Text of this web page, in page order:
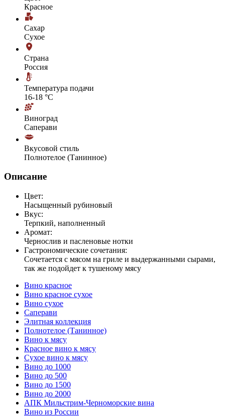
Красное
Сахар
Сухое
Страна
Россия
Температура подачи
16-18 °С
Виноград
Саперави
Вкусовой стиль
Полнотелое (Танинное)
Описание
Цвет:
Насыщенный рубиновый
Вкус:
Терпкий, наполненный
Аромат:
Чернослив и пасленовые нотки
Гастрономические сочетания:
Сочетается с мясом на гриле и выдержанными сырами,
так же подойдет к тушеному мясу
Вино красное
Вино красное сухое
Вино сухое
Саперави
Элитная коллекция
Полнотелое (Танинное)
Вино к мясу
Красное вино к мясу
Сухое вино к мясу
Вино до 1000
Вино до 500
Вино до 1500
Вино до 2000
АПК Мильстрим-Черноморские вина
Вино из России